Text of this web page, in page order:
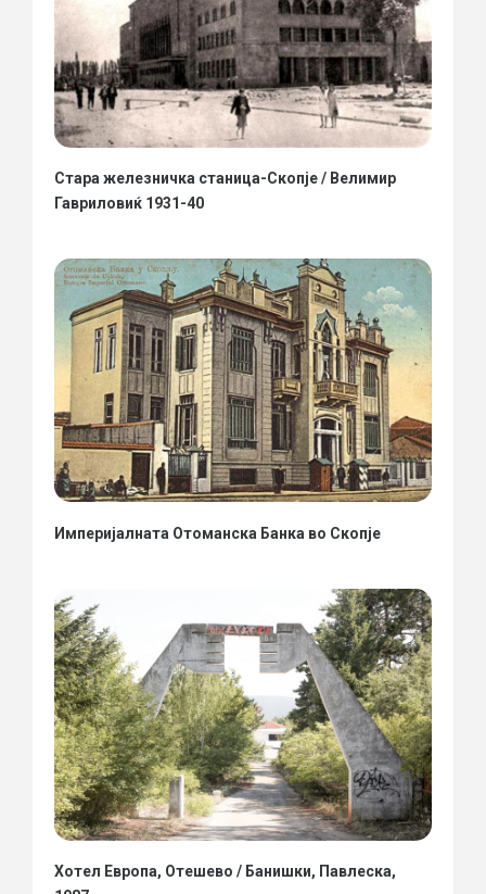
Стара железничка станица-Скопје / Велимир
Гавриловиќ 1931-40
Империјалната Отоманска Банка во Скопје
Хотел Европа, Отешево / Банишки, Павлеска,